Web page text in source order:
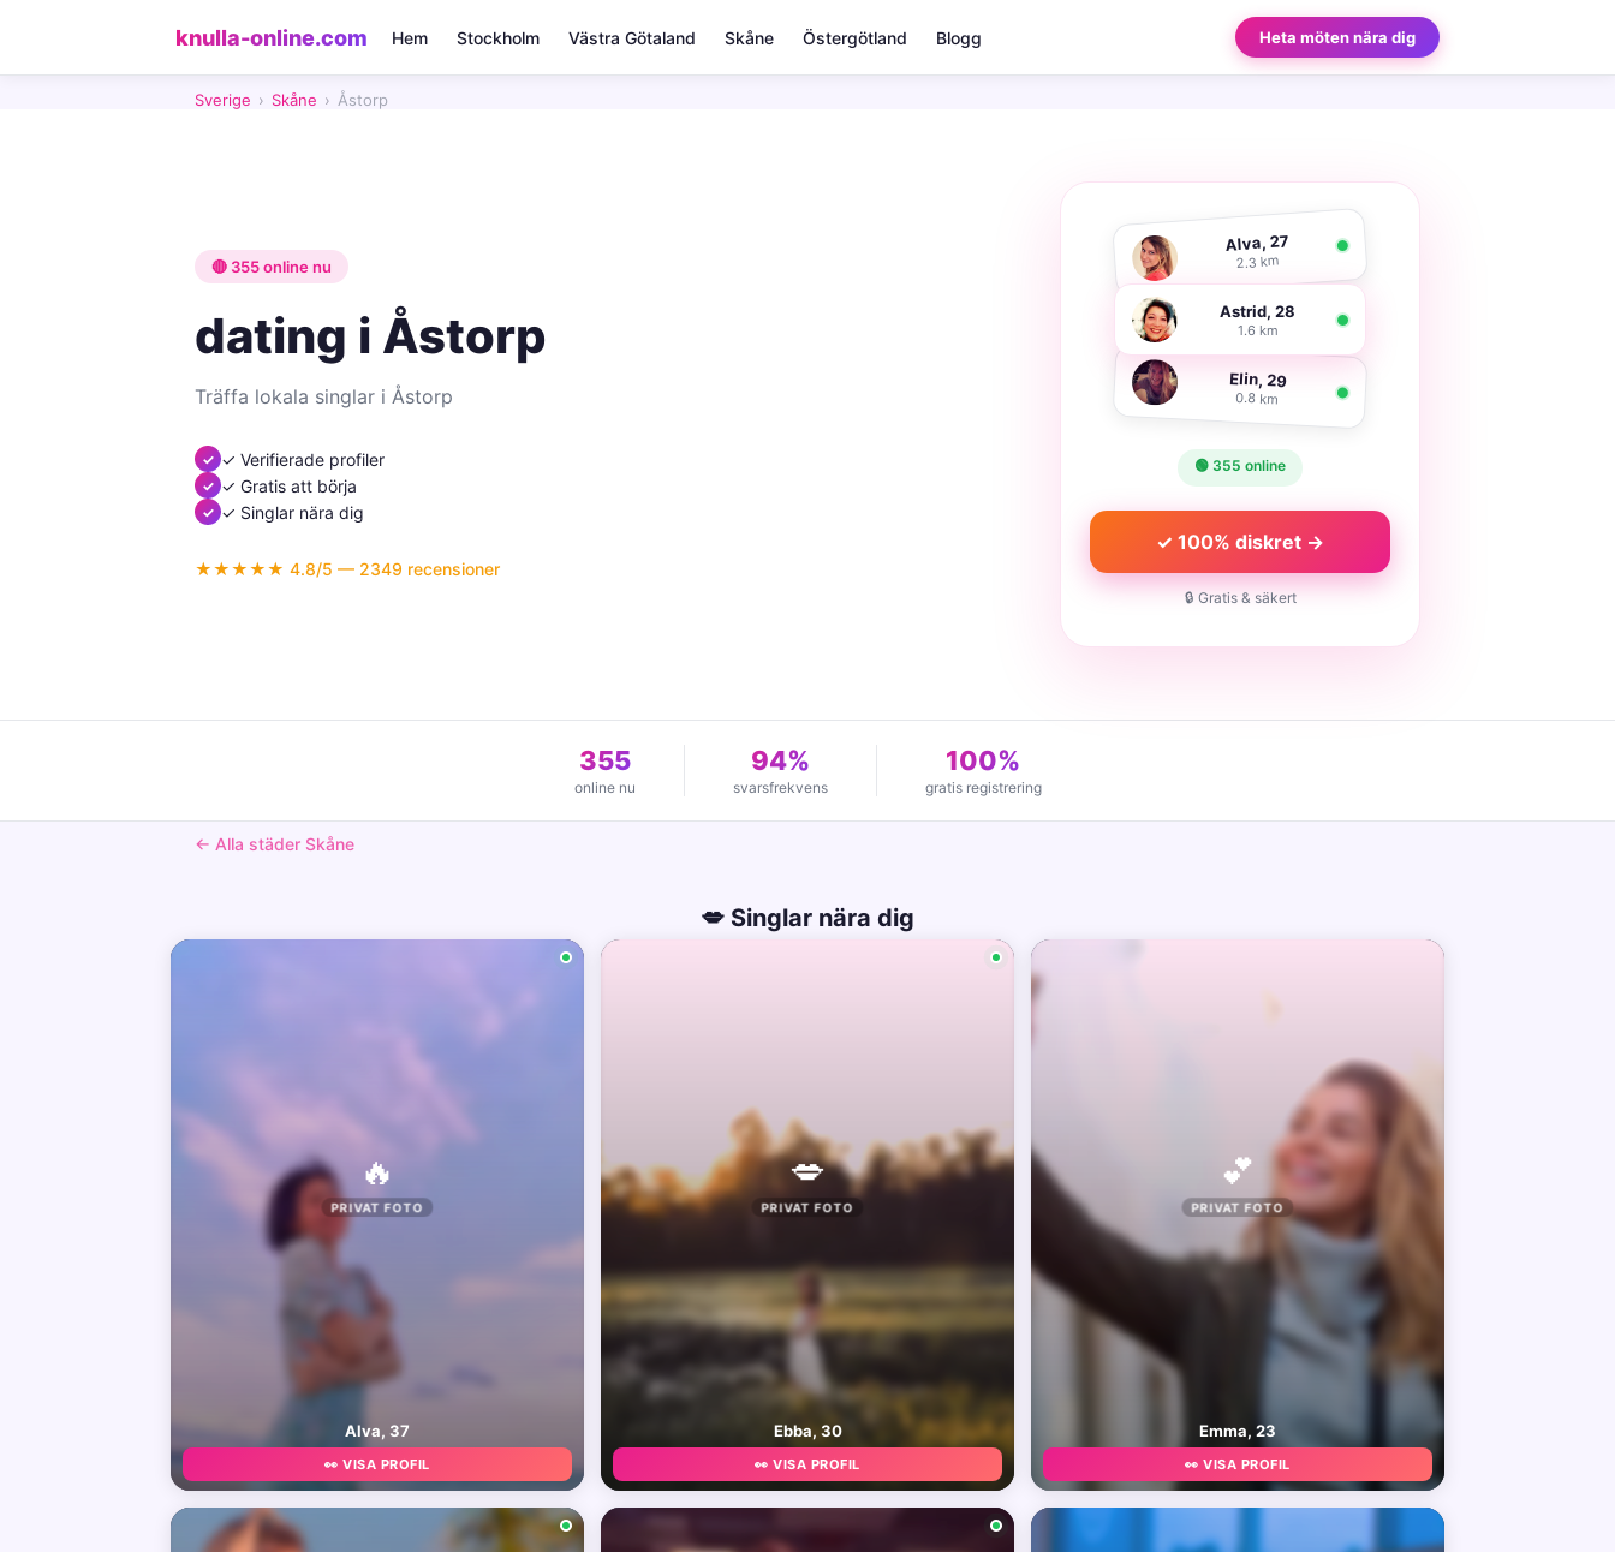
knulla-online.com Hem Stockholm Västra Götaland Skåne Östergötland Blogg Heta möten nära dig
Sverige › Skåne › Åstorp
🔴 355 online nu
dating i Åstorp
Träffa lokala singlar i Åstorp
✓ Verifierade profiler
✓ Gratis att börja
✓ Singlar nära dig
★★★★★ 4.8/5 — 2349 recensioner
Alva, 27
2.3 km
Astrid, 28
1.6 km
Elin, 29
0.8 km
🟢 355 online
✓ 100% diskret →
🔒 Gratis & säkert
355
online nu
94%
svarsfrekvens
100%
gratis registrering
← Alla städer Skåne
💋 Singlar nära dig
🔥
PRIVAT FOTO
Alva, 37
👀 VISA PROFIL
💋
PRIVAT FOTO
Ebba, 30
👀 VISA PROFIL
💕
PRIVAT FOTO
Emma, 23
👀 VISA PROFIL